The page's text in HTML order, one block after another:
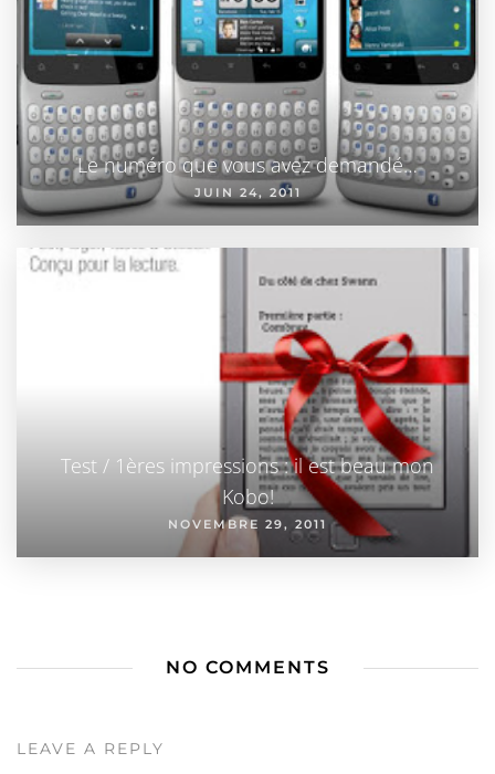
Le numéro que vous avez demandé…
JUIN 24, 2011
Test / 1ères impressions : il est beau mon
Kobo!
NOVEMBRE 29, 2011
NO COMMENTS
LEAVE A REPLY